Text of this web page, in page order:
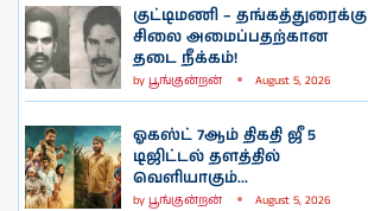
குட்டிமணி – தங்கத்துரைக்கு
சிலை அமைப்பதற்கான
தடை நீக்கம்!
by பூங்குன்றன் August 5, 2026
ஓகஸ்ட் 7ஆம் திகதி ஜீ 5
டிஜிட்டல் தளத்தில்
வெளியாகும்...
by பூங்குன்றன் August 5, 2026